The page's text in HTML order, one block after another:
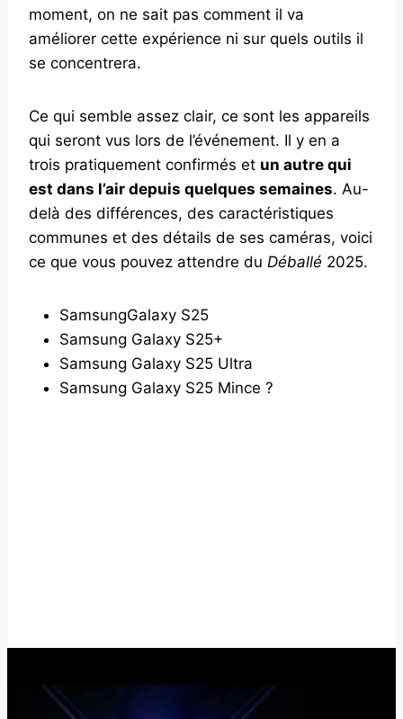
moment, on ne sait pas comment il va
améliorer cette expérience ni sur quels outils il
se concentrera.
Ce qui semble assez clair, ce sont les appareils
qui seront vus lors de l’événement. Il y en a
trois pratiquement confirmés et un autre qui
est dans l’air depuis quelques semaines. Au-
delà des différences, des caractéristiques
communes et des détails de ses caméras, voici
ce que vous pouvez attendre du Déballé 2025.
SamsungGalaxy S25
Samsung Galaxy S25+
Samsung Galaxy S25 Ultra
Samsung Galaxy S25 Mince ?